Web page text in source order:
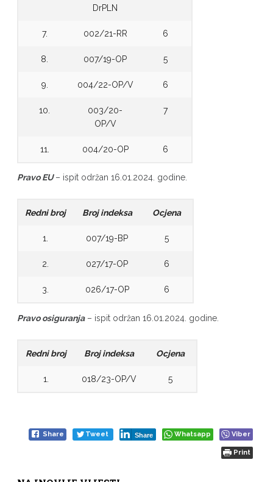
DrPLN
7. 002/21-RR 6
8. 007/19-OP 5
9. 004/22-OP/V 6
10.
003/20-
OP/V
7
11. 004/20-OP 6
Pravo EU – ispit održan 16.01.2024. godine.
Redni broj Broj indeksa Ocjena
1. 007/19-BP 5
2. 027/17-OP 6
3. 026/17-OP 6
Pravo osiguranja– ispit održan 16.01.2024. godine.
Redni broj Broj indeksa Ocjena
1. 018/23-OP/V 5
Share Tweet Share Whatsapp Viber
Print